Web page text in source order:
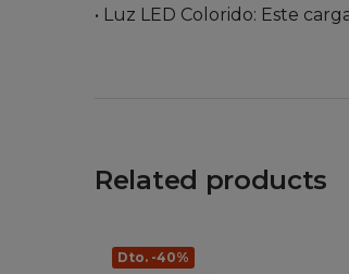
• Luz LED Colorido: Este
Related products
Dto. -40%